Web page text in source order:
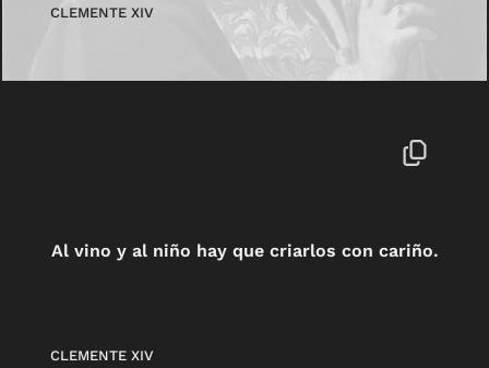
CLEMENTE XIV
Al vino y al niño hay que criarlos con cariño.
CLEMENTE XIV